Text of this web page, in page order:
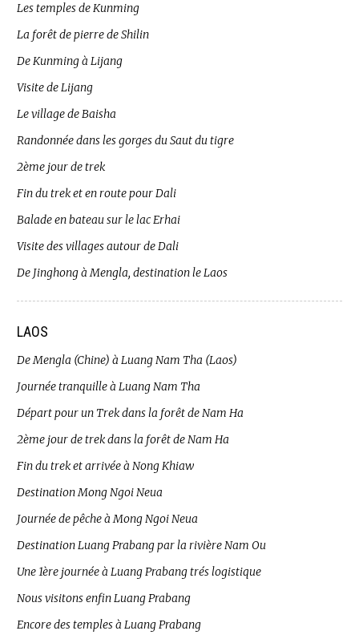
Les temples de Kunming
La forêt de pierre de Shilin
De Kunming à Lijang
Visite de Lijang
Le village de Baisha
Randonnée dans les gorges du Saut du tigre
2ème jour de trek
Fin du trek et en route pour Dali
Balade en bateau sur le lac Erhai
Visite des villages autour de Dali
De Jinghong à Mengla, destination le Laos
LAOS
De Mengla (Chine) à Luang Nam Tha (Laos)
Journée tranquille à Luang Nam Tha
Départ pour un Trek dans la forêt de Nam Ha
2ème jour de trek dans la forêt de Nam Ha
Fin du trek et arrivée à Nong Khiaw
Destination Mong Ngoi Neua
Journée de pêche à Mong Ngoi Neua
Destination Luang Prabang par la rivière Nam Ou
Une 1ère journée à Luang Prabang trés logistique
Nous visitons enfin Luang Prabang
Encore des temples à Luang Prabang